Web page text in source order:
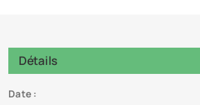
Détails
Date :